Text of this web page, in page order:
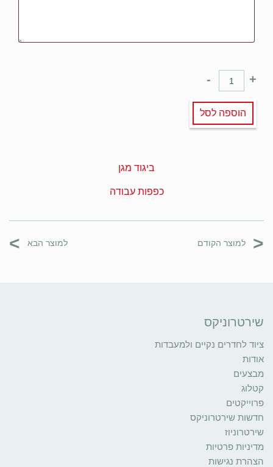
+
-
הוספה לסל
ביגוד מגן
כפפות עבודה
< למוצר הקודם למוצר הבא >
שירטרוניקס
ציוד לחדרים נקיים ולמעבדות
אודות
מבצעים
קטלוג
פרוייקטים
חדשות שירטרוניקס
שירטרוניוז
מדיניות פרטיות
הצהרת נגישות